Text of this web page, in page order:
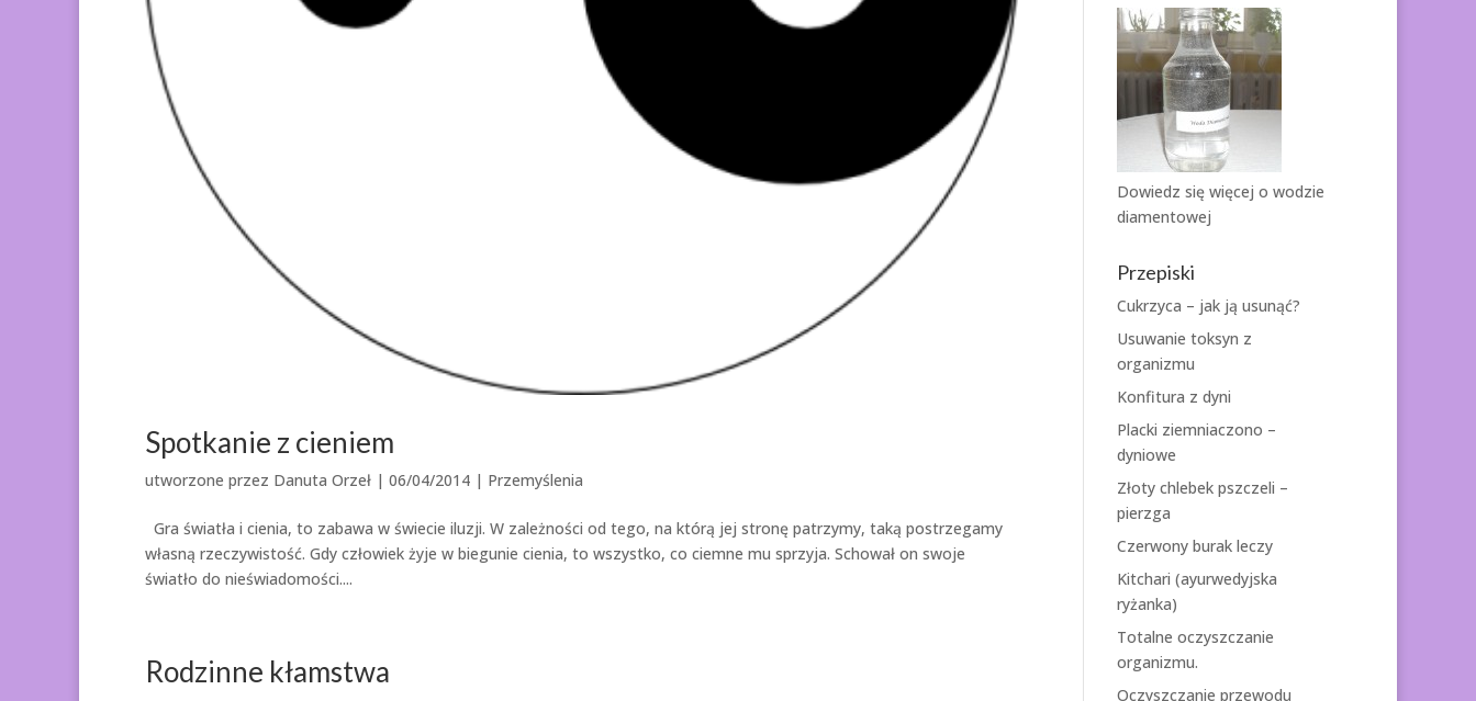
Spotkanie z cieniem
utworzone przez Danuta Orzeł | 06/04/2014 | Przemyślenia
Gra światła i cienia, to zabawa w świecie iluzji. W zależności od tego, na którą jej stronę patrzymy, taką postrzegamy
własną rzeczywistość. Gdy człowiek żyje w biegunie cienia, to wszystko, co ciemne mu sprzyja. Schował on swoje
światło do nieświadomości....
Rodzinne kłamstwa
Dowiedz się więcej o wodzie
diamentowej
Przepiski
Cukrzyca – jak ją usunąć?
Usuwanie toksyn z
organizmu
Konfitura z dyni
Placki ziemniaczono –
dyniowe
Złoty chlebek pszczeli –
pierzga
Czerwony burak leczy
Kitchari (ayurwedyjska
ryżanka)
Totalne oczyszczanie
organizmu.
Oczyszczanie przewodu